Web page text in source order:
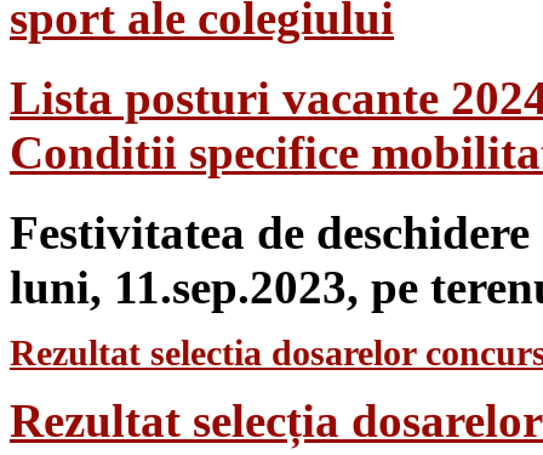
sport ale colegiului
Lista posturi vacante
Conditii specifice
Festivitatea de
luni, 11.sep.2023, pe
Rezultat selectia dosarelor
Rezultat selecția